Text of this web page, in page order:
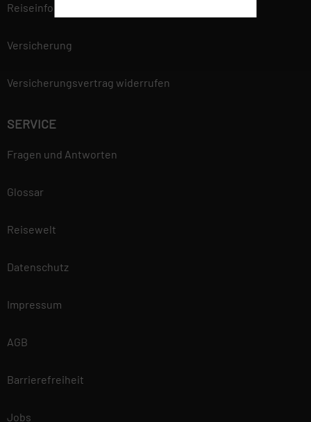
Reiseinfo
Versicherung
Versicherungsvertrag widerrufen
SERVICE
Fragen und Antworten
Glossar
Reisewelt
Datenschutz
Impressum
AGB
Barrierefreiheit
Jobs